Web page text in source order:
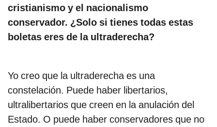
cristianismo y el nacionalismo
conservador. ¿Solo si tienes todas estas
boletas eres de la ultraderecha?
Yo creo que la ultraderecha es una
constelación. Puede haber libertarios,
ultralibertarios que creen en la anulación del
Estado. O puede haber conservadores que no